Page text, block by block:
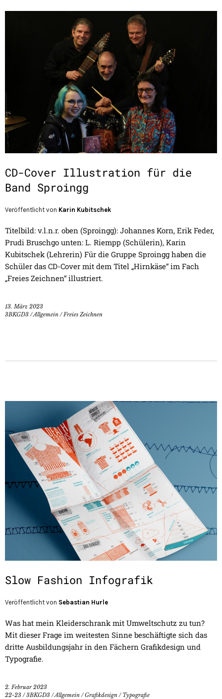
CD-Cover Illustration für die
Band Sproingg
Veröffentlicht von Karin Kubitschek
Titelbild: v.l.n.r. oben (Sproingg): Johannes Korn, Erik Feder,
Prudi Bruschgo unten: L. Riempp (Schülerin), Karin
Kubitschek (Lehrerin) Für die Gruppe Sproingg haben die
Schüler das CD-Cover mit dem Titel „Hirnkäse“ im Fach
„Freies Zeichnen“ illustriert.
13. März 2023
3BKGD3 /Allgemein / Freies Zeichnen
Slow Fashion Infografik
Veröffentlicht von Sebastian Hurle
Was hat mein Kleiderschrank mit Umweltschutz zu tun?
Mit dieser Frage im weitesten Sinne beschäftigte sich das
dritte Ausbildungsjahr in den Fächern Grafikdesign und
Typografie.
2. Februar 2023
22-23 /3BKGD3 /Allgemein /Grafikdesign / Typografie